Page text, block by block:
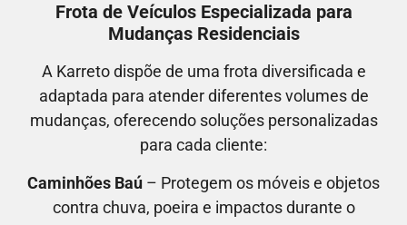
Frota de Veículos Especializada para
Mudanças Residenciais
A Karreto dispõe de uma frota diversificada e
adaptada para atender diferentes volumes de
mudanças, oferecendo soluções personalizadas
para cada cliente:
Caminhões Baú – Protegem os móveis e objetos
contra chuva, poeira e impactos durante o